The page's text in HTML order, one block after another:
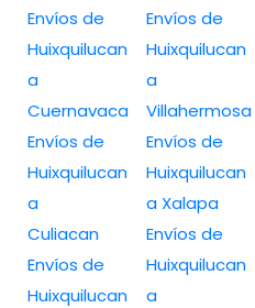
Envíos de
Huixquilucan
a
Cuernavaca
Envíos de
Huixquilucan
a
Culiacan
Envíos de
Huixquilucan
Envíos de
Huixquilucan
a
Villahermosa
Envíos de
Huixquilucan
a Xalapa
Envíos de
Huixquilucan
a